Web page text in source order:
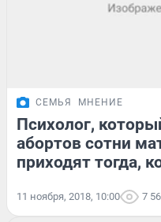
СЕМЬЯ МНЕНИЕ
Психолог,
абортов сотни
приходят тогда,
11 ноября, 2018, 10:00 7